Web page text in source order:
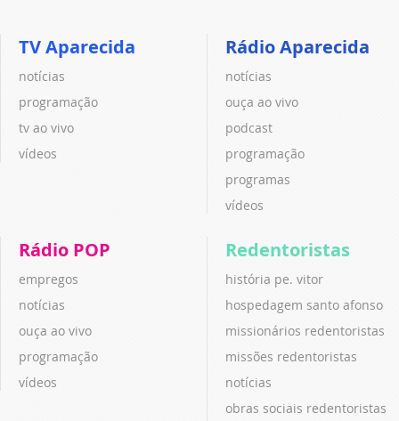
TV Aparecida
notícias
programação
tv ao vivo
vídeos
Rádio Aparecida
notícias
ouça ao vivo
podcast
programação
programas
vídeos
Rádio POP
empregos
notícias
ouça ao vivo
programação
vídeos
Redentoristas
história pe. vitor
hospedagem santo afonso
missionários redentoristas
missões redentoristas
notícias
obras sociais redentoristas